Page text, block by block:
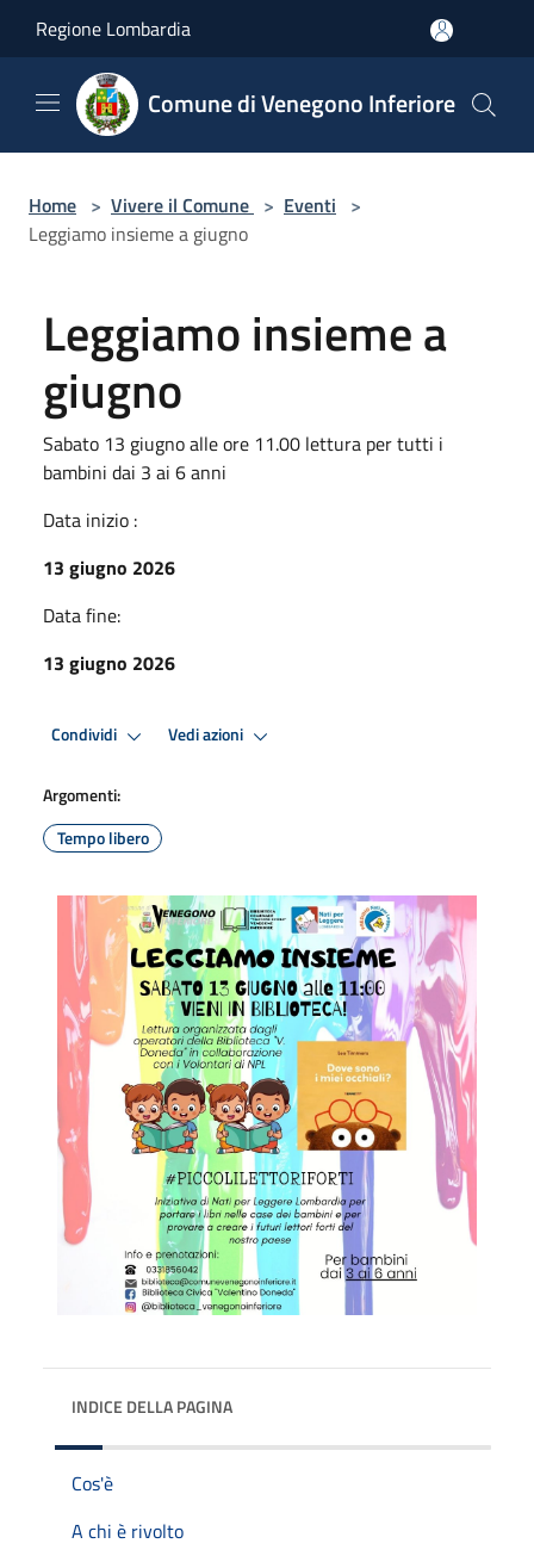
Regione Lombardia
Comune di Venegono Inferiore
Home > Vivere il Comune > Eventi >
Leggiamo insieme a giugno
Leggiamo insieme a
giugno
Sabato 13 giugno alle ore 11.00 lettura per tutti i
bambini dai 3 ai 6 anni
Data inizio :
13 giugno 2026
Data fine:
13 giugno 2026
Condividi Vedi azioni
Argomenti:
Tempo libero
INDICE DELLA PAGINA
Cos'è
A chi è rivolto